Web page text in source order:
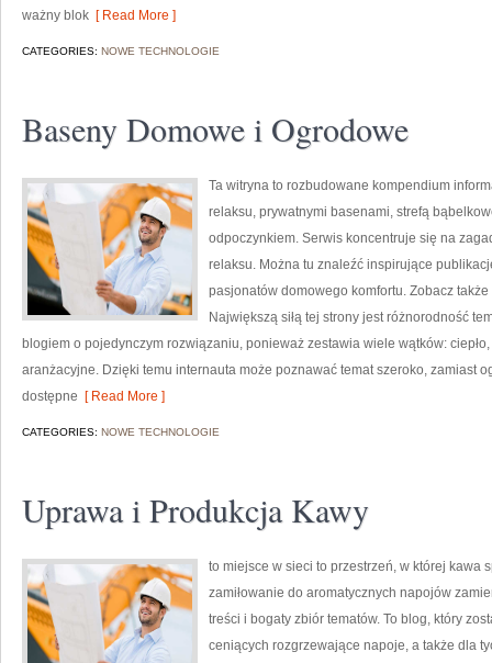
ważny blok [ Read More ]
CATEGORIES: NOWE TECHNOLOGIE
Baseny Domowe i Ogrodowe
Ta witryna to rozbudowane kompendium
relaksu, prywatnymi basenami, strefą
odpoczynkiem. Serwis koncentruje się na
relaksu. Można tu znaleźć inspirujące
pasjonatów domowego komfortu. Zobacz
Największą siłą tej strony jest różnorodność
blogiem o pojedynczym rozwiązaniu, ponieważ zestawia wiele wątków:
aranżacyjne. Dzięki temu internauta może poznawać temat szeroko, zamiast
dostępne [ Read More ]
CATEGORIES: NOWE TECHNOLOGIE
Uprawa i Produkcja Kawy
to miejsce w sieci to przestrzeń, w której kawa
zamiłowanie do aromatycznych napojów
treści i bogaty zbiór tematów. To blog, który
ceniących rozgrzewające napoje, a także dla